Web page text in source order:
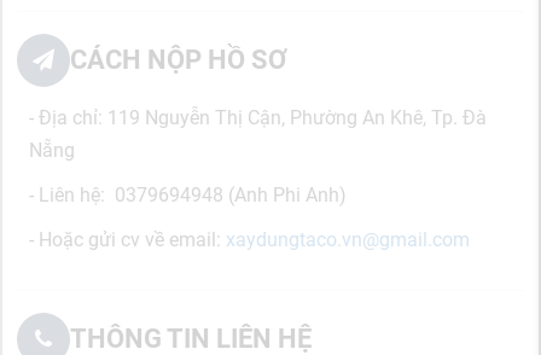
CÁCH NỘP HỒ SƠ
- Địa chỉ: 119 Nguyễn Thị Cận, Phường An Khê, Tp. Đà
Nẵng
- Liên hệ: 0379694948 (Anh Phi Anh)
- Hoặc gửi cv về email: xaydungtaco.vn@gmail.com
THÔNG TIN LIÊN HỆ